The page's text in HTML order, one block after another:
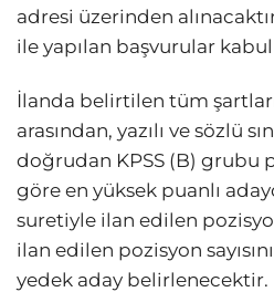
adresi üzerinden
ile yapılan başvurular
İlanda belirtilen tüm
arasından, yazılı ve sözlü
doğrudan KPSS (B) grubu
göre en yüksek puanlı
suretiyle ilan edilen
ilan edilen pozisyon
yedek aday